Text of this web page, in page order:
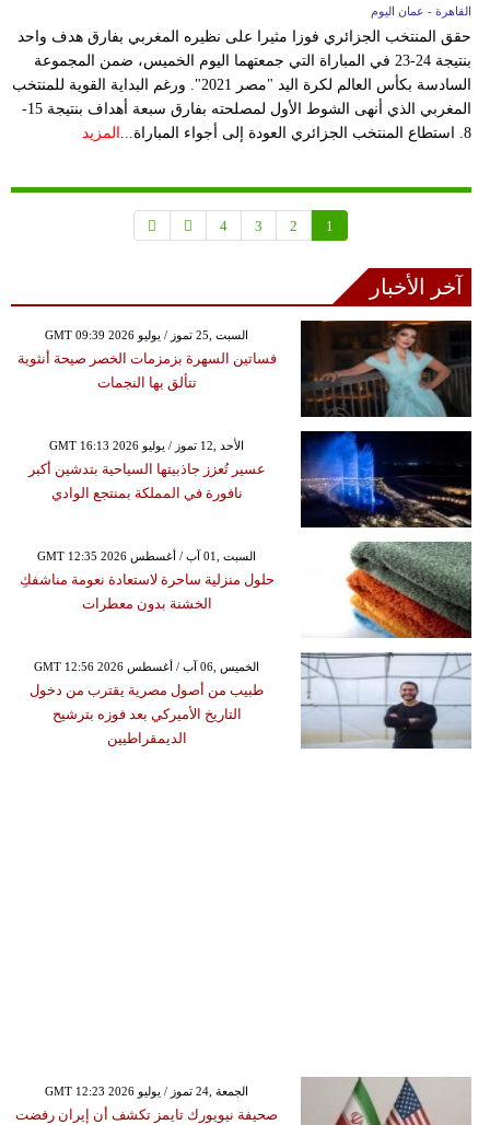
القاهرة - عمان اليوم
حقق المنتخب الجزائري فوزا مثيرا على نظيره المغربي بفارق هدف واحد
بنتيجة 24-23 في المباراة التي جمعتهما اليوم الخميس، ضمن المجموعة
السادسة بكأس العالم لكرة اليد "مصر 2021". ورغم البداية القوية للمنتخب
المغربي الذي أنهى الشوط الأول لمصلحته بفارق سبعة أهداف بنتيجة 15-
8. استطاع المنتخب الجزائري العودة إلى أجواء المباراة...
المزيد
1
2
3
4
آخر الأخبار
GMT 09:39 2026 السبت ,25 تموز / يوليو
فساتين السهرة بزمزمات الخصر صيحة أنثوية
تتألق بها النجمات
GMT 16:13 2026 الأحد ,12 تموز / يوليو
عسير تُعزز جاذبيتها السياحية بتدشين أكبر
نافورة في المملكة بمنتجع الوادي
GMT 12:35 2026 السبت ,01 آب / أغسطس
حلول منزلية ساحرة لاستعادة نعومة مناشفكِ
الخشنة بدون معطرات
GMT 12:56 2026 الخميس ,06 آب / أغسطس
طبيب من أصول مصرية يقترب من دخول
التاريخ الأميركي بعد فوزه بترشيح
الديمقراطيين
GMT 12:23 2026 الجمعة ,24 تموز / يوليو
صحيفة نيويورك تايمز تكشف أن إيران رفضت